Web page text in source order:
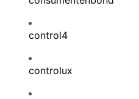
control4
controlux